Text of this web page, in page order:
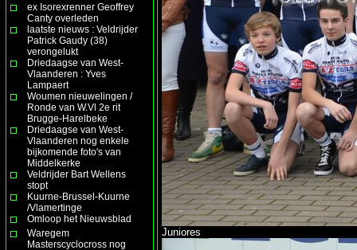
ex Isorexrenner Geoffrey
Canty overleden
laatste nieuws : Veldrijder
Patrick Gaudy (38)
verongelukt
Driedaagse van West-
Vlaanderen : Yves
Lampaert
Woumen nieuwelingen /
Ronde van W.Vl 2e rit
Brugge-Harelbeke
Driedaagse van West-
Vlaanderen nog enkele
bijkomende foto's van
Middelkerke
Veldrijder Bart Wellens
stopt
Kuurne-Brussel-Kuurne
/Vlamertinge
Omloop het Nieuwsblad
Waregem
Masterscyclocross nog
Juniores